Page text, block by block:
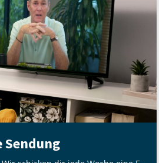
Sendung